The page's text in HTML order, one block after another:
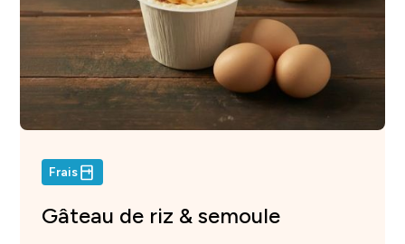
Frais
Gâteau de riz & semoule